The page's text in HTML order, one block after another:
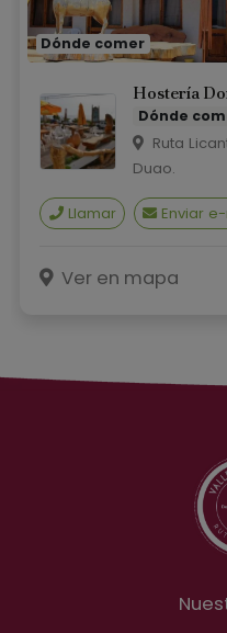
Dónde comer
Hostería
Dónde
Ruta
Duao.
Llamar Enviar
Ver en mapa